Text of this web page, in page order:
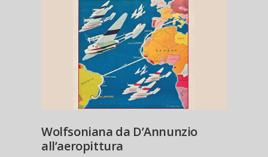
Wolfsoniana da D’Annunzio
all’aeropittura